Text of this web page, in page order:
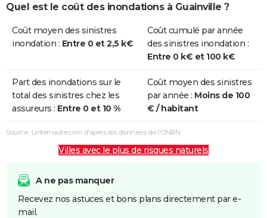
Quel est le coût des inondations à Guainville ?
Coût moyen des sinistres
inondation : Entre 0 et 2,5 k€
Coût cumulé par année
des sinistres inondation :
Entre 0 k€ et 100 k€
Part des inondations sur le
total des sinistres chez les
assureurs : Entre 0 et 10 %
Coût moyen des sinistres
par année : Moins de 100
€ / habitant
Source : Linternaute.com d'après les données de l'ONRN
Villes avec le plus de risques naturels
A ne pas manquer
Recevez nos astuces et bons plans directement par e-
mail.